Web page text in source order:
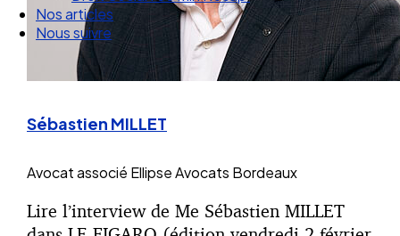
Droit Social : 60 min Recap’
Nos articles
Nous suivre
Sébastien MILLET
Avocat associé Ellipse Avocats Bordeaux
Lire l’interview de Me Sébastien MILLET